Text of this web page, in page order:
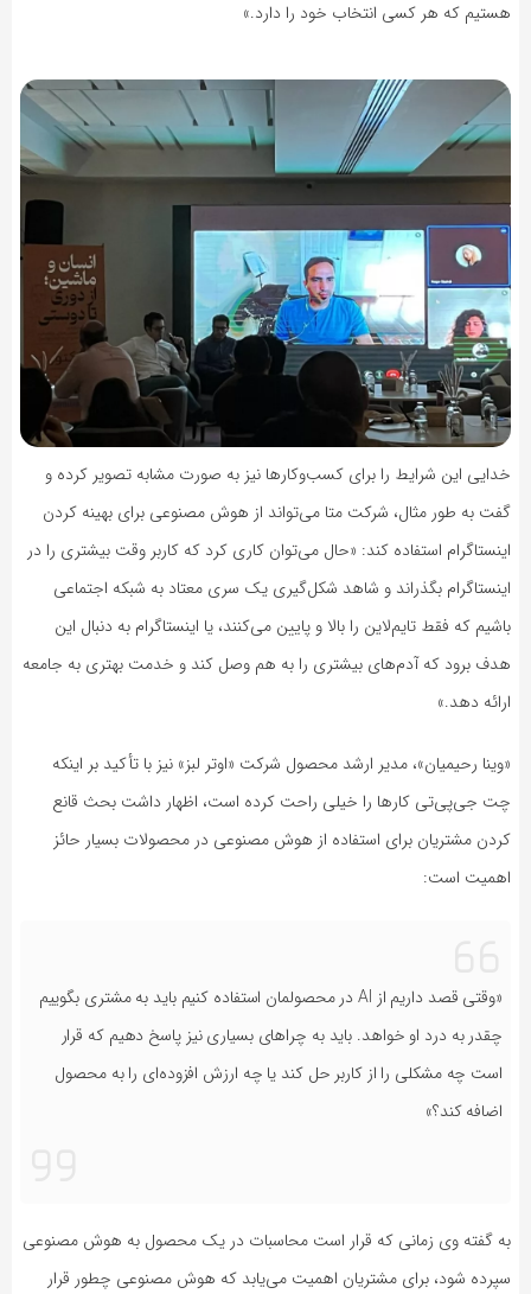
هستیم که هر کسی انتخاب خود را دارد.»
خدایی این شرایط را برای کسب‌وکارها نیز به صورت مشابه تصویر کرده و
گفت به طور مثال، شرکت متا می‌تواند از هوش مصنوعی برای بهینه کردن
اینستاگرام استفاده کند: «حال می‌توان کاری کرد که کاربر وقت بیشتری را در
اینستاگرام بگذراند و شاهد شکل‌گیری یک سری معتاد به شبکه اجتماعی
باشیم که فقط تایم‌لاین را بالا و پایین می‌کنند، یا اینستاگرام به دنبال این
هدف برود که آدم‌های بیشتری را به هم وصل کند و خدمت بهتری به جامعه
ارائه دهد.»
«وینا رحیمیان»، مدیر ارشد محصول شرکت «اوتر لبز» نیز با تأکید بر اینکه
چت جی‌پی‌تی کارها را خیلی راحت کرده است، اظهار داشت بحث قانع
کردن مشتریان برای استفاده از هوش مصنوعی در محصولات بسیار حائز
اهمیت است:
«وقتی قصد داریم از AI در محصولمان استفاده کنیم باید به مشتری بگوییم
چقدر به درد او خواهد. باید به چراهای بسیاری نیز پاسخ دهیم که قرار
است چه مشکلی را از کاربر حل کند یا چه ارزش افزوده‌ای را به محصول
اضافه کند؟»
به گفته وی زمانی که قرار است محاسبات در یک محصول به هوش مصنوعی
سپرده شود، برای مشتریان اهمیت می‌یابد که هوش مصنوعی چطور قرار